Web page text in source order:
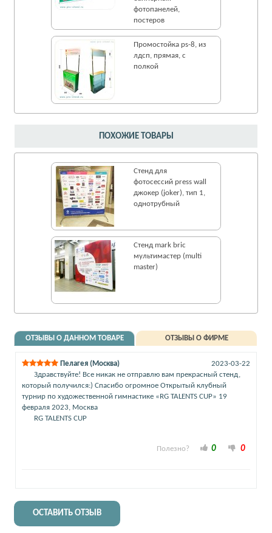
ПОХОЖИЕ ТОВАРЫ
Стенд для
фотосессий press wall
джокер (joker), тип 1,
однотрубный
Стенд mark bric
мультимастер (multi
master)
фотопанелей,
постеров
Промостойка ps-8, из
лдсп, прямая, с
полкой
ОТЗЫВЫ О ДАННОМ ТОВАРЕ ОТЗЫВЫ О ФИРМЕ
Пелагея (Москва)
2023-03-22
Здравствуйте! Все никак не отправлю вам прекрасный стенд,
который получился:) Спасибо огромное Открытый клубный
турнир по художественной гимнастике «RG TALENTS CUP» 19
февраля 2023, Москва
RG TALENTS CUP
Полезно? 0 0
ОСТАВИТЬ ОТЗЫВ